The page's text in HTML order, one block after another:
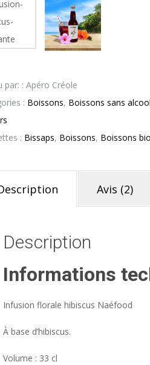
par: : Apéro Créole
: Boissons, Boissons sans alcool
: Bissaps, Boissons, Boissons
Avis (2)
Description
Informations
Infusion florale hibiscus Naéfood
À base d’hibiscus.
Volume : 33 cl